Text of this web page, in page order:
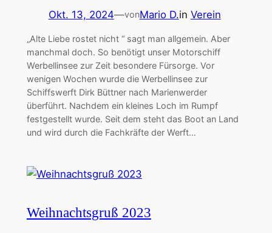
Okt. 13, 2024—vonMario D.in Verein
„Alte Liebe rostet nicht “ sagt man allgemein. Aber
manchmal doch. So benötigt unser Motorschiff
Werbellinsee zur Zeit besondere Fürsorge. Vor
wenigen Wochen wurde die Werbellinsee zur
Schiffswerft Dirk Büttner nach Marienwerder
überführt. Nachdem ein kleines Loch im Rumpf
festgestellt wurde. Seit dem steht das Boot an Land
und wird durch die Fachkräfte der Werft…
Weihnachtsgruß 2023